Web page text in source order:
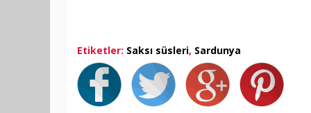
Etiketler: Saksı süsleri, Sardunya